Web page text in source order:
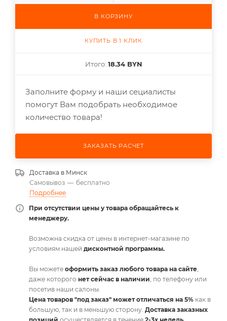
В КОРЗИНУ
КУПИТЬ В 1 КЛИК
Итого: 18.34 BYN
Заполните форму и наши сециалисты
помогут Вам подобрать необходимое
количество товара!
ЗАКАЗАТЬ РАСЧЕТ
Доставка в Минск
Самовывоз — бесплатно
Подробнее
При отсутствии цены у товара обращайтесь к
менеджеру.
Возможна скидка от цены в интернет-магазине по
условиям нашей дисконтной программы.
Вы можете оформить заказ любого товара на сайте,
даже которого нет сейчас в наличии, по телефону или
посетив наши салоны.
Цена товаров "под заказ" может отличаться на 5% как в
большую, так и в меньшую сторону. Доставка заказных